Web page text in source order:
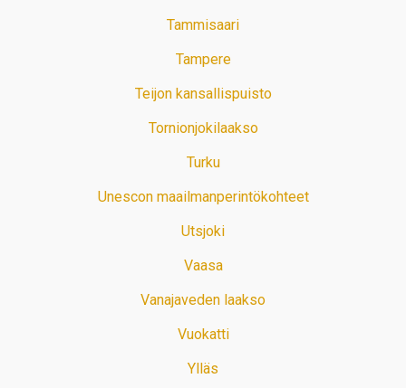
Tammisaari
Tampere
Teijon kansallispuisto
Tornionjokilaakso
Turku
Unescon maailmanperintökohteet
Utsjoki
Vaasa
Vanajaveden laakso
Vuokatti
Ylläs